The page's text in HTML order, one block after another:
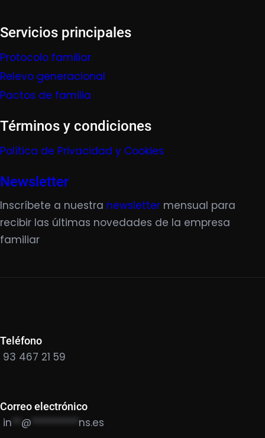
Servicios principales
Protocolo familiar
Relevo generacional
Pactos de familia
Términos y condiciones
Política de Privacidad y Cookies
Newsletter
Inscríbete a nuestra newsletter mensual para
recibir las últimas novedades de la empresa
familiar
Teléfono
93 467 21 59
Correo electrónico
in @ ********** ns.es